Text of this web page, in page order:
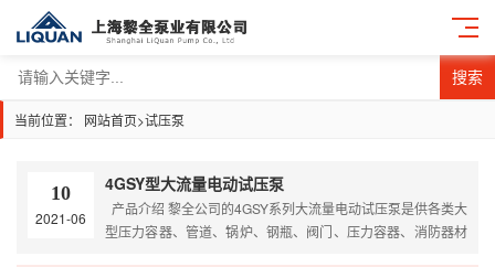
搜索
当前位置： 网站首页>试压泵
10
2021-06
4GSY型大流量电动试压泵
产品介绍 黎全公司的4GSY系列大流量电动试压泵是供各类大
型压力容器、管道、锅炉、钢瓶、阀门、压力容器、消防器材